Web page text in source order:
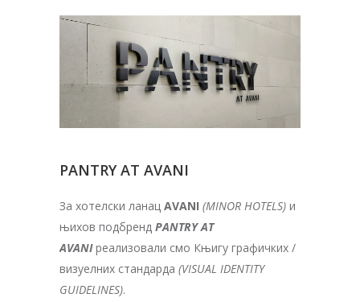
PANTRY AT AVANI
За хотелски ланац AVANI (MINOR HOTELS) и
њихов подбренд PANTRY AT
AVANIреализовали смо Књигу графичких /
визуелних стандарда (VISUAL IDENTITY
GUIDELINES).